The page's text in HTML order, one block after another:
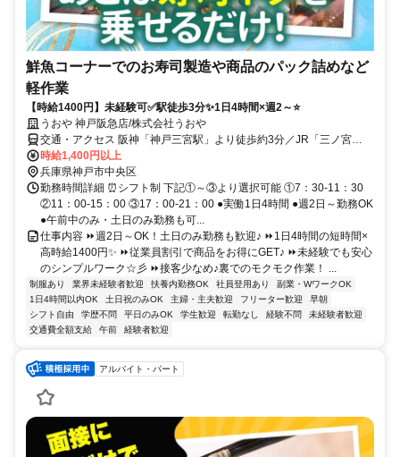
鮮魚コーナーでのお寿司製造や商品のパック詰めなど
軽作業
【時給1400円】未経験可✅駅徒歩3分✨1日4時間×週2～⭐
うおや 神戸阪急店/株式会社うおや
交通・アクセス 阪神「神戸三宮駅」より徒歩約3分／JR「三ノ宮
駅」・阪急「神戸三宮駅」より徒歩約5分
時給1,400円以上
兵庫県神戸市中央区
勤務時間詳細 ⏰シフト制 下記①～③より選択可能 ①7：30-11：30
②11：00-15：00 ③17：00-21：00 ●実働1日4時間 ●週2日～勤務OK
●午前中のみ・土日のみ勤務も可...
仕事内容 ⏩週2日～OK！土日のみ勤務も歓迎♪ ⏩1日4時間の短時間×
高時給1400円✨ ⏩従業員割引で商品をお得にGET♪ ⏩未経験でも安心
のシンプルワーク☆彡 ⏩接客少なめ♪裏でのモクモク作業！ ...
制服あり 業界未経験者歓迎 扶養内勤務OK 社員登用あり
副業・WワークOK
1日4時間以内OK
土日祝のみOK 主婦・主夫歓迎 フリーター歓迎
早朝
シフト自由
学歴不問 平日のみOK 学生歓迎 転勤なし 経験不問
未経験者歓迎
交通費全額支給
午前 経験者歓迎
アルバイト・パート